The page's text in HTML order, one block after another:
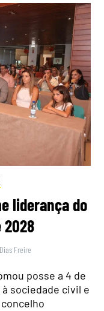
liderança do
2028
Freire
posse a 4 de
sociedade civil e